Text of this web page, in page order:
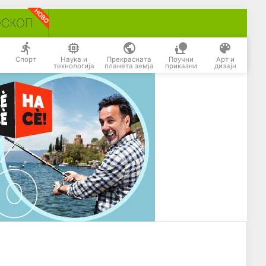
Спорт Наука и
технологија
Прекрасната
планета земја
Поучни
приказни
Арт и
дизајн